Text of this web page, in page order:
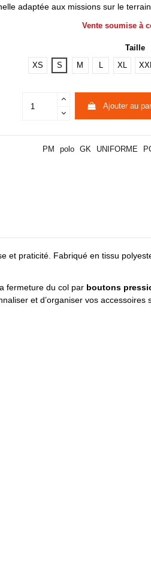
adaptée aux missions sur le
Vente soumise à
Taille
XS
S M L XL
Ajouter au
PM polo GK UNIFORME
et praticité. Fabriqué en tissu
fermeture du col par boutons
et d’organiser vos accessoires